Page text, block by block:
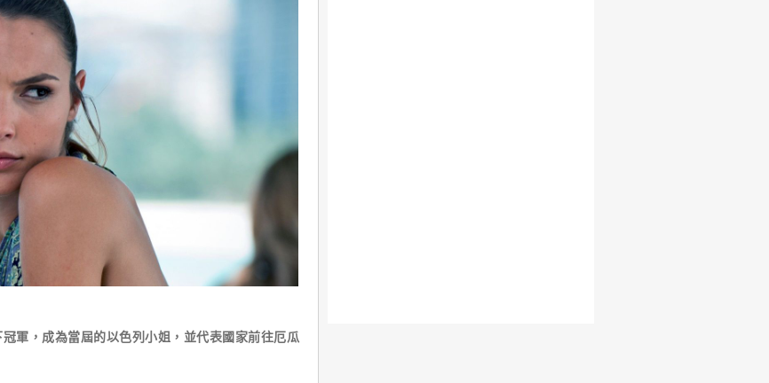
，成為當屆的以色列小姐，並代表國家前往厄瓜